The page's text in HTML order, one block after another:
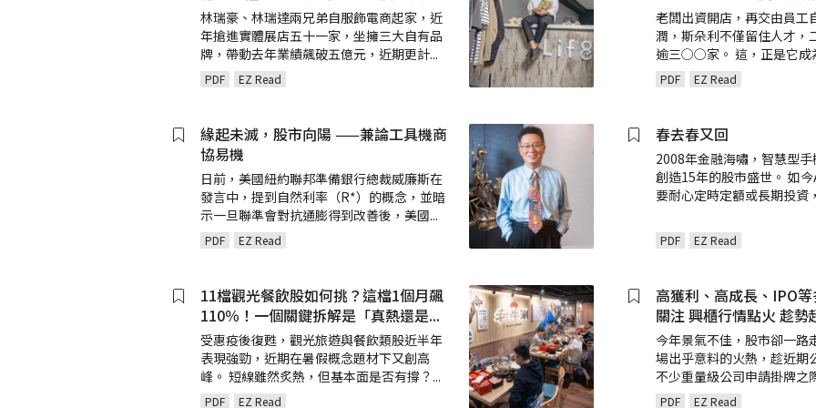
林瑞豪、林瑞達兩兄弟自服飾電商起家，近
年搶進實體展店五十一家，坐擁三大自有品
牌，帶動去年業績飆破五億元，近期更計...
PDF EZ Read
老闆出資開店，再交由員工
潤，斯朵利不僅留住人才，
逾三○○家。 這，正是它成
PDF EZ Read
緣起未滅，股市向陽 ——兼論工具機商
協易機
日前，美國紐約聯邦準備銀行總裁威廉斯在
發言中，提到自然利率（R*）的概念，並暗
示一旦聯準會對抗通膨得到改善後，美國...
PDF EZ Read
春去春又回
2008年金融海嘯，智慧型
創造15年的股市盛世。 如
要耐心定時定額或長期投資
PDF EZ Read
11檔觀光餐飲股如何挑？這檔1個月飆
110％！一個關鍵拆解是「真熱還是...
受惠疫後復甦，觀光旅遊與餐飲類股近半年
表現強勁，近期在暑假概念題材下又創高
峰。 短線雖然炙熱，但基本面是否有撐？ ...
PDF EZ Read
高獲利、高成長、IPO
關注 興櫃行情點火 趁勢
今年景氣不佳，股市卻一路
場出乎意料的火熱，趁近期
不少重量級公司申請掛牌之
PDF EZ Read